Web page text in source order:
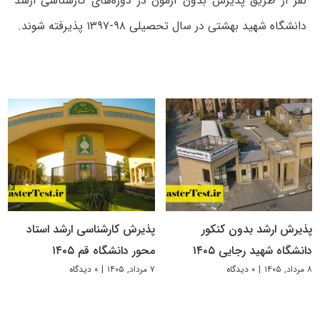
دانشگاه شهید بهشتی در سال تحصیلی ۹۸-۱۳۹۷ پذیرفته شوند.
پذیرش ارشد بدون کنکور
دانشگاه شهید رجایی ۱۴۰۵
۸ مرداد, ۱۴۰۵ | ۰ دیدگاه
پذیرش کارشناسی ارشد استاد
محور دانشگاه قم ۱۴۰۵
۷ مرداد, ۱۴۰۵ | ۰ دیدگاه